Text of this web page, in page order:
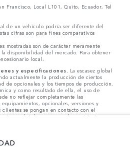
Francisco, Local L101, Quito, Ecuador, Tel
de un vehículo podría ser diferente del
cifras son para fines comparativos
mostradas son de carácter meramente
disponibilidad del mercado. Para obtener
local.
y especificaciones. La escasez global
actualmente la producción de ciertos
de opcionales y los tiempos de producción.
y como resultado de ella, el uso de
no reflejar completamente las
opcionales, versiones y
clientes se pongan en contacto con el
podrá dar a conocer las restricciones
constantemente nuevas formas de mejorar